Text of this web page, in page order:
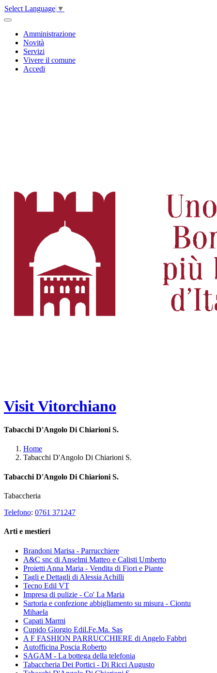
Select Language ▼
Amministrazione
Novità
Servizi
Vivere il comune
Accedi
Visit Vitorchiano
Tabacchi D'Angolo Di Chiarioni S.
Home
Tabacchi D'Angolo Di Chiarioni S.
Tabacchi D'Angolo Di Chiarioni S.
Tabaccheria
Telefono: 0761 371247
Arti e mestieri
Brandoni Marisa - Parrucchiere
A&C snc di Anselmi Matteo e Calisti Umberto
Proietti Anna Maria - Vendita di Fiori e Piante
Tagli e Dettagli di Alessia Achilli
Tecno Edil VT
Impresa di pulizie - Co' La Maria
Sartoria e confezione abbigliamento su misura - Ciontu
Mihaela
Capati Marmi
Cupido Giorgio Edil.Fe.Ma. Sas
A F FASHION PARRUCCHIERE di Angelo Fabbri
Autofficina Poscia Roberto
SAGAM - La bottega della telefonia
Tabaccheria Dei Portici - Di Ricci Augusto